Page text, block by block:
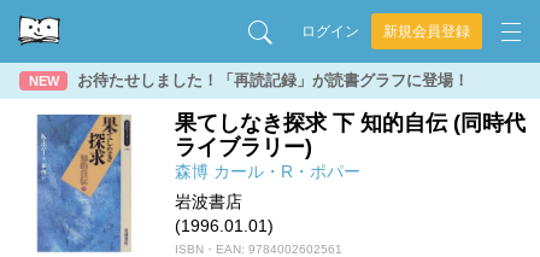
ログイン 新規会員登録
NEW お待たせしました！「再読記録」が読書グラフに登場！
果てしなき探求 下 知的自伝 (同時代
ライブラリー)
森博 カール・R・ポパー
岩波書店
(1996.01.01)
ISBN・EAN: 9784002602561